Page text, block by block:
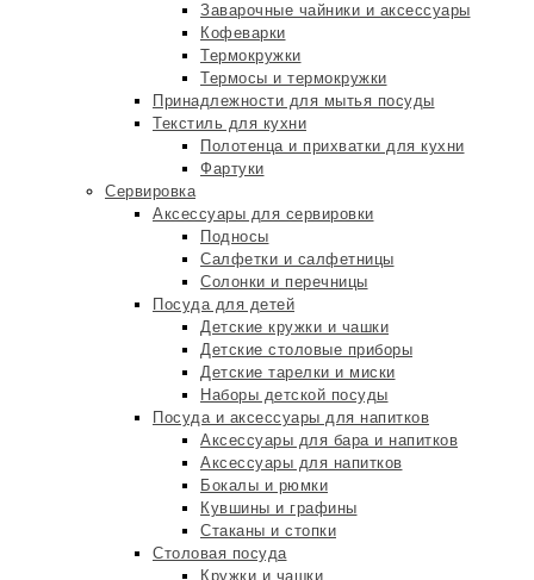
Заварочные чайники и аксессуары
Кофеварки
Термокружки
Термосы и термокружки
Принадлежности для мытья посуды
Текстиль для кухни
Полотенца и прихватки для кухни
Фартуки
Сервировка
Аксессуары для сервировки
Подносы
Салфетки и салфетницы
Солонки и перечницы
Посуда для детей
Детские кружки и чашки
Детские столовые приборы
Детские тарелки и миски
Наборы детской посуды
Посуда и аксессуары для напитков
Аксессуары для бара и напитков
Аксессуары для напитков
Бокалы и рюмки
Кувшины и графины
Стаканы и стопки
Столовая посуда
Кружки и чашки